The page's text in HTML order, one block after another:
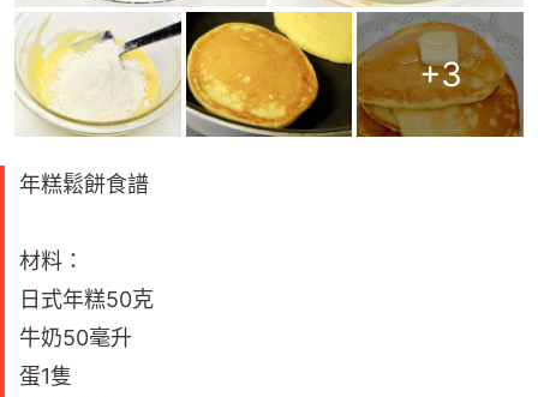
+3
年糕鬆餅食譜
材料：
日式年糕50克
牛奶50毫升
蛋1隻